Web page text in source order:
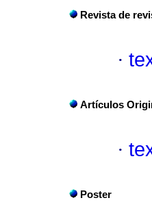
Revista de
·
Artículos
·
Poster